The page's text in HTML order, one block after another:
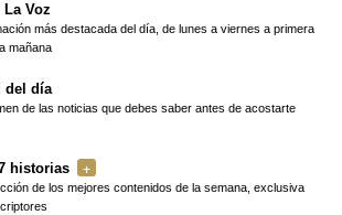
La Voz
más destacada del día, de lunes a viernes a primera
mañana
del día
de las noticias que debes saber antes de acostarte
historias
de los mejores contenidos de la semana, exclusiva